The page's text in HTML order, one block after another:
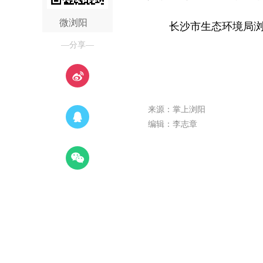
微浏阳
—分享—
长沙市生态环境局
来源：掌上浏阳
编辑：李志章